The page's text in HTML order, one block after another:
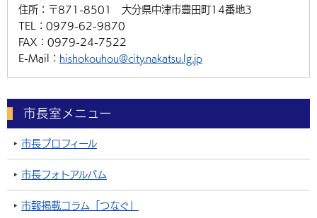
住所： 〒871-8501 大分県中津市豊田町14番地3
TEL： 0979-62-9870
FAX： 0979-24-7522
E-Mail： hishokouhou@city.nakatsu.lg.jp
市長室メニュー
市長プロフィール
市長フォトアルバム
市報掲載コラム「つなぐ」